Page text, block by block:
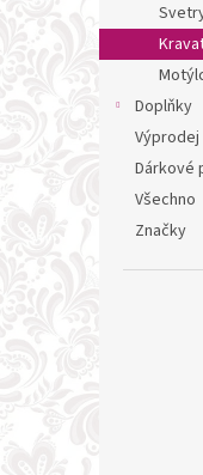
Doplňky
Výprodej
Dárkové
Všechno
Značky